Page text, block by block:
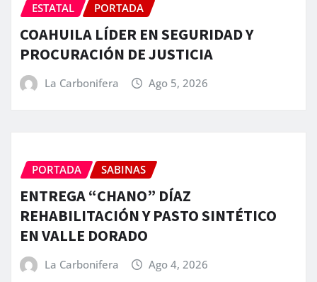
ESTATAL PORTADA
COAHUILA LÍDER EN SEGURIDAD Y
PROCURACIÓN DE JUSTICIA
La Carbonifera Ago 5, 2026
PORTADA SABINAS
ENTREGA “CHANO” DÍAZ
REHABILITACIÓN Y PASTO SINTÉTICO
EN VALLE DORADO
La Carbonifera Ago 4, 2026